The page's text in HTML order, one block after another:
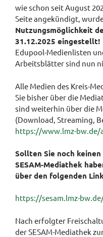
wie schon seit August
Seite angekündigt,
Nutzungsmöglichkeit
31.12.2025 eingestellt!
Edupool-Medienlisten
Arbeitsblätter sind nun
Alle Medien des Kreis-
Sie bisher über die
sind weiterhin über die
(Download, Streaming,
https://www.lmz-bw.de/
Sollten Sie noch
SESAM-Mediathek
über den folgenden
https://sesam.lmz-
Nach erfolgter
der SESAM-Mediathek